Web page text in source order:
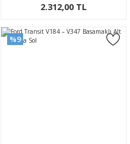
2.312,00 TL
%9